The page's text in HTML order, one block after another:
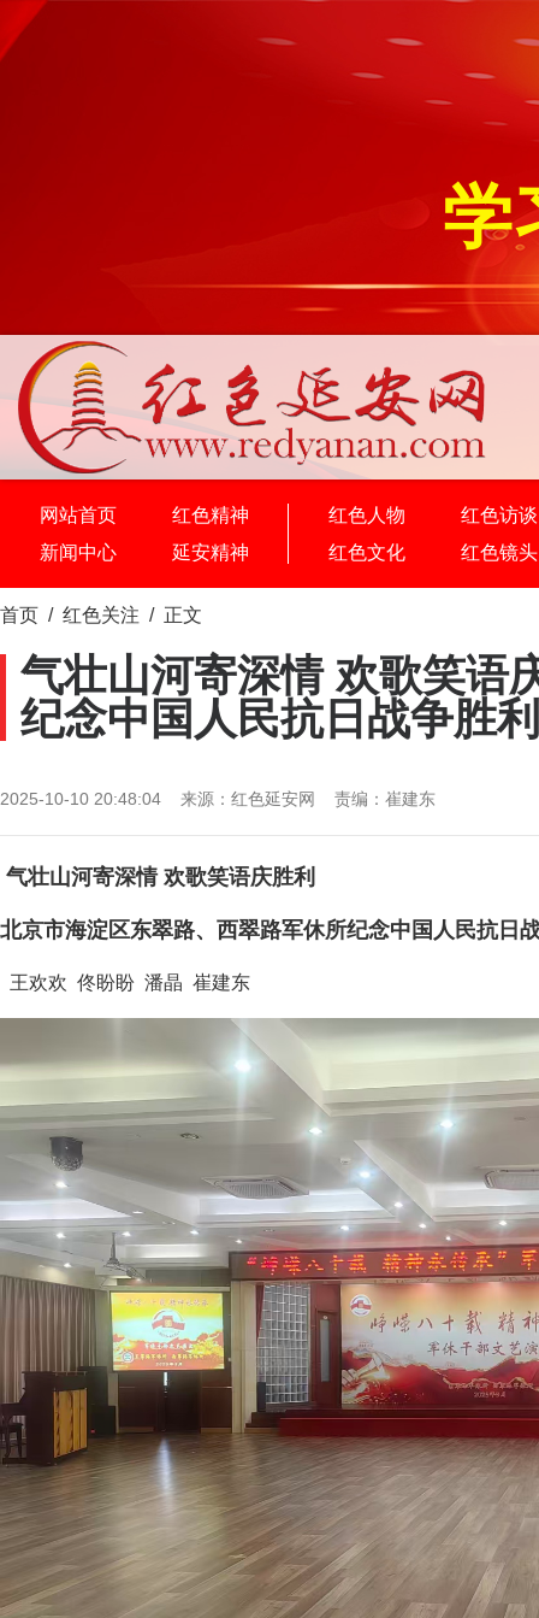
学
网站首页
红色精神
新闻中心
延安精神
红色人物
红色访谈
红色文化
红色镜头
首页 / 红色关注 / 正文
气壮山河寄深情 欢歌笑
纪念中国人民抗日战争胜
2025-10-10 20:48:04 来源：红色延安网 责编：崔建东
气壮山河寄深情 欢歌笑语庆胜利
北京市海淀区东翠路、西翠路军休所纪念中国人民抗日
王欢欢 佟盼盼 潘晶 崔建东